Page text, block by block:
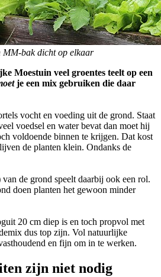
MM-bak dicht op elkaar
Moestuin veel groentes teelt op een
je een mix gebruiken die daar
vocht en voeding uit de grond. Staat
voedsel en water bevat dan moet hij
voldoende binnen te krijgen. Dat kost
de planten klein. Ondanks de
de grond speelt daarbij ook een rol.
doen planten het gewoon minder
20 cm diep is en toch propvol met
dus top zijn. Vol natuurlijke
en fijn om in te werken.
zijn niet nodig